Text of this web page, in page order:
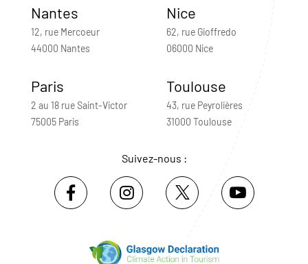
Nantes
12, rue Mercoeur
44000 Nantes
Nice
62, rue Gioffredo
06000 Nice
Paris
2 au 18 rue Saint-Victor
75005 Paris
Toulouse
43, rue Peyrolières
31000 Toulouse
Suivez-nous :